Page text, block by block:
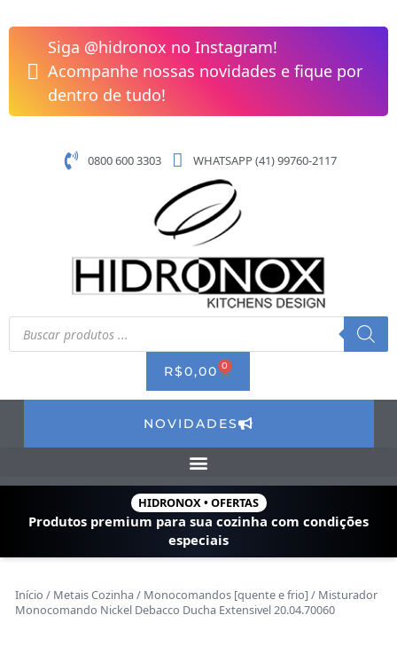
para
conteúdo
Siga @hidronox no Instagram!
Acompanhe nossas novidades e fique por
dentro de tudo!
0800 600 3303 WHATSAPP (41) 99760-2117
Pesquisar
produtos
R$0,00 0 CART
NOVIDADES
HIDRONOX • OFERTAS
Produtos premium para sua cozinha com condições
especiais
Início / Metais Cozinha / Monocomandos [quente e frio]/ Misturador
Monocomando Nickel Debacco Ducha Extensivel 20.04.70060
Monocomando
Nickel
Debacco
Ducha
Extensivel
quantidade